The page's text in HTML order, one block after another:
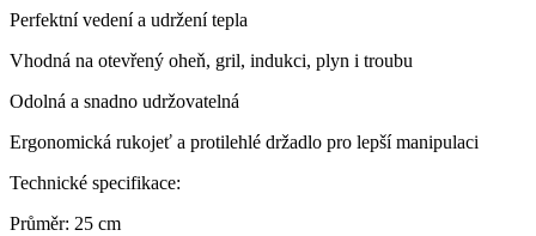
Perfektní vedení a udržení tepla
Vhodná na otevřený oheň, gril, indukci, plyn i troubu
Odolná a snadno udržovatelná
Ergonomická rukojeť a protilehlé držadlo pro lepší manipulaci
Technické specifikace:
Průměr: 25 cm